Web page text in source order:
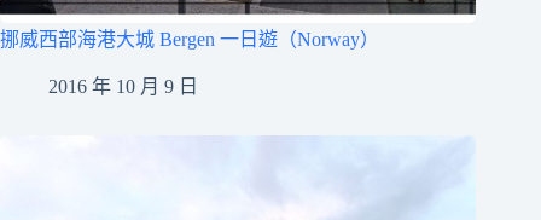
挪威西部海港大城 Bergen 一日遊（Norway）
2016 年 10 月 9 日